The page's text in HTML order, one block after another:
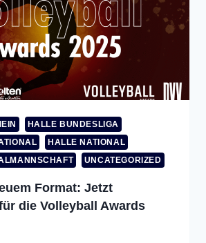
HALLE BUNDESLIGA
HALLE NATIONAL
UNCATEGORIZED
Format: Jetzt
die Volleyball Awards